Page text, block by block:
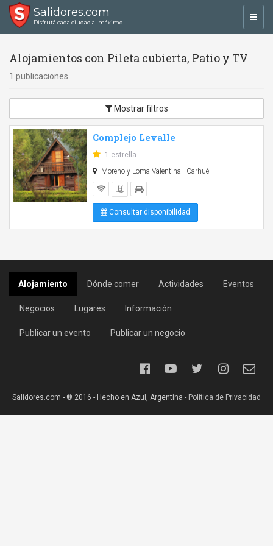
Salidores.com
Disfrutá cada ciudad al máximo
Alojamientos con Pileta cubierta, Patio y TV
1 publicaciones
Mostrar filtros
Complejo Levalle
1 estrella
Moreno y Loma Valentina - Carhué
Consultar disponibilidad
Alojamiento Dónde comer Actividades Eventos
Negocios Lugares Información
Publicar un evento Publicar un negocio
Salidores.com - ® 2016 - Hecho en Azul, Argentina - Política de Privacidad